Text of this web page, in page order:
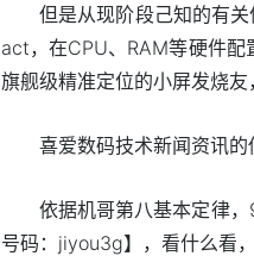
但是从现阶段己知的有
act，在CPU、RAM等硬件配
旗舰级精准定位的小屏发烧
喜爱数码技术新闻资讯的
依据机哥第八基本定律
号码：jiyou3g】，看什么看